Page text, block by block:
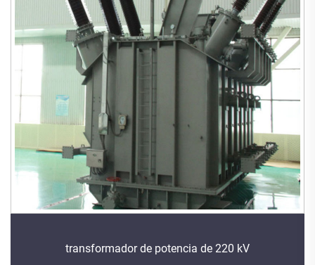
transformador de potencia de 220 kV